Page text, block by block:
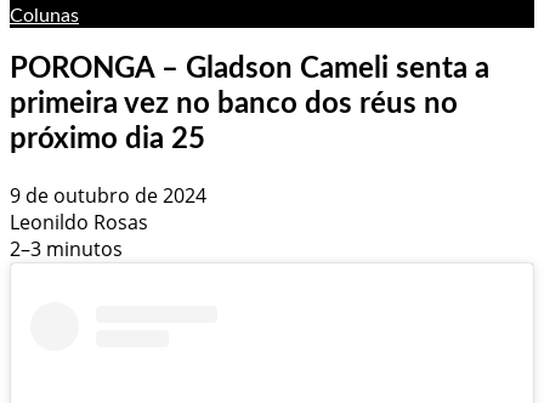
Colunas
PORONGA – Gladson Cameli senta a
primeira vez no banco dos réus no
próximo dia 25
9 de outubro de 2024
Leonildo Rosas
2–3 minutos